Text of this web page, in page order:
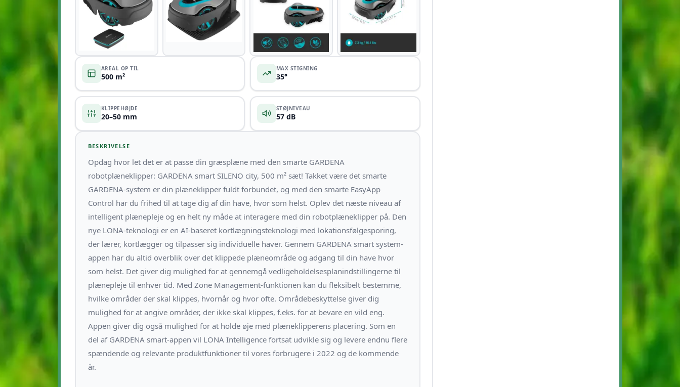
AREAL OP TIL
500 m²
MAX STIGNING
35°
KLIPPEHØJDE
20–50 mm
STØJNIVEAU
57 dB
BESKRIVELSE
Opdag hvor let det er at passe din græsplæne med den smarte GARDENA
robotplæneklipper: GARDENA smart SILENO city, 500 m² sæt! Takket være det smarte
GARDENA-system er din plæneklipper fuldt forbundet, og med den smarte EasyApp
Control har du frihed til at tage dig af din have, hvor som helst. Oplev det næste niveau af
intelligent plænepleje og en helt ny måde at interagere med din robotplæneklipper på. Den
nye LONA-teknologi er en AI-baseret kortlægningsteknologi med lokationsfølgesporing,
der lærer, kortlægger og tilpasser sig individuelle haver. Gennem GARDENA smart system-
appen har du altid overblik over det klippede plæneområde og adgang til din have hvor
som helst. Det giver dig mulighed for at gennemgå vedligeholdelsesplanindstillingerne til
plænepleje til enhver tid. Med Zone Management-funktionen kan du fleksibelt bestemme,
hvilke områder der skal klippes, hvornår og hvor ofte. Områdebeskyttelse giver dig
mulighed for at angive områder, der ikke skal klippes, f.eks. for at bevare en vild eng.
Appen giver dig også mulighed for at holde øje med plæneklipperens placering. Som en
del af GARDENA smart-appen vil LONA Intelligence fortsat udvikle sig og levere endnu flere
spændende og relevante produktfunktioner til vores forbrugere i 2022 og de kommende
år.